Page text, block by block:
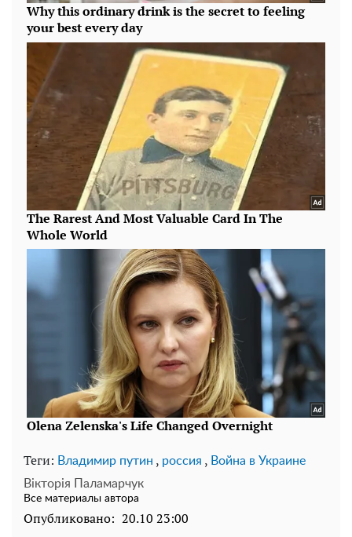
Теги: Владимир путин , россия , Война в Украине
Вікторія Паламарчук
Все материалы автора
Опубликовано: 20.10 23:00